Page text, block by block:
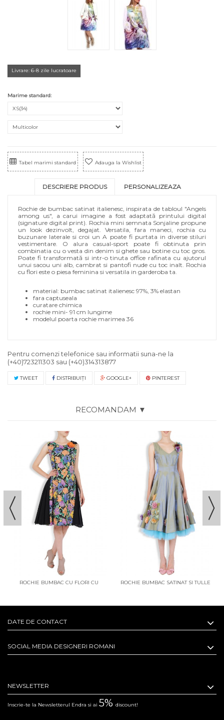
Livrare: 6-8 zile lucratoare
Marime standard:
Tabel marimi standard Adauga la Wishlist
DESCRIERE PRODUS PERSONALIZEAZA
Rochie de bumbac satinat italienesc, inspirata de tabloul "Angels
among us", a carui imagine a fost adaptată printului digital
(signature digital print). Rochia mini semnata Sonjaline propune
un look dezinvolt, degajat. Versatila, fara maneci, rochia cu
buzunare laterale si croi un A poate fi purtata in diverse stiluri
vestimentare. O alura casual-sport poate fi obtinuta prin
combinatia cu o vesta din denim si ghete sau botine cu toc gros.
Poate fi transformată si intr-o tinuta office rafinata cu ajutorul
unui sacou uni alb, cambrat si pantofi nude cu toc inalt. Rochia
cu flori este o piesa feminina si versatila in garderoba ta.
material: bumbac satinat italienesc 97%, 3% elastan
fara captuseala
curatare chimica
rochie mini- 91 cm lungime
modelul poarta rochie marimea 36
Pentru comenzi telefonice sau informatii suna-ne la
(+40)723211303 sau (+40)314313877
TWEET DISTRIBUIŢI GOOGLE+ PINTEREST
RECOMANDAM ▼
ROCHIE BUMBAC CU FLORI CU
ROCHIE BUMBAC SATINAT SI TULLE
DATE DE CONTACT
SOCIAL MEDIA DESIGNERI ROMANI
NEWSLETTER
Inscrie-te la Newsletterul Endra si ai 5% discount!